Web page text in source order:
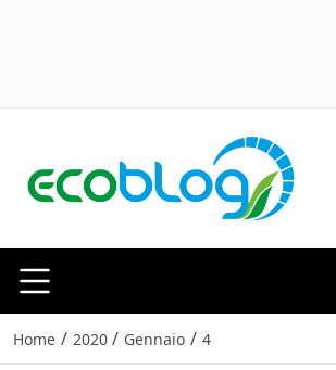
Home / 2020 / Gennaio / 4